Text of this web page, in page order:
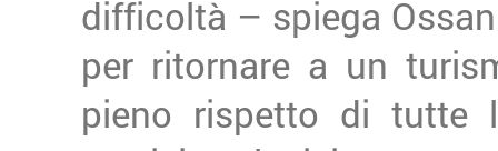
difficoltà – spiega
per ritornare a un
pieno rispetto di tutte